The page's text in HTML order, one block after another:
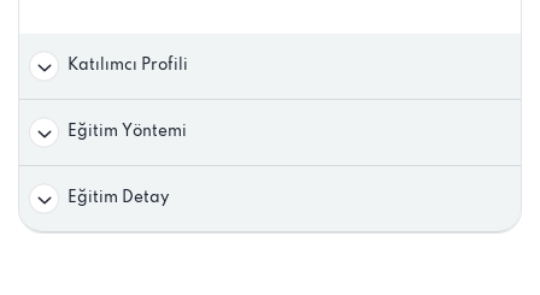
Katılımcı Profili
Eğitim Yöntemi
Eğitim Detay